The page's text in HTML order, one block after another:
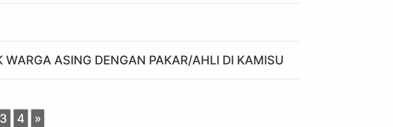
WARGA ASING DENGAN PAKAR/AHLI DI KAMISU
3 4 »